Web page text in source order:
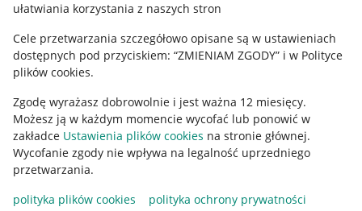
ułatwiania korzystania z naszych stron
Cele przetwarzania szczegółowo opisane są w ustawieniach
dostępnych pod przyciskiem: “ZMIENIAM ZGODY” i w Polityce
plików cookies.
Zgodę wyrażasz dobrowolnie i jest ważna 12 miesięcy.
Możesz ją w każdym momencie wycofać lub ponowić w
zakładce Ustawienia plików cookies na stronie głównej.
Wycofanie zgody nie wpływa na legalność uprzedniego
przetwarzania.
polityka plików cookies
polityka ochrony prywatności
Ustawienia plików "cookies"
Udostępnianie lokalizacji
Informacje dla Aktu o Usługach Cyfrowych
Pobierz aplikację